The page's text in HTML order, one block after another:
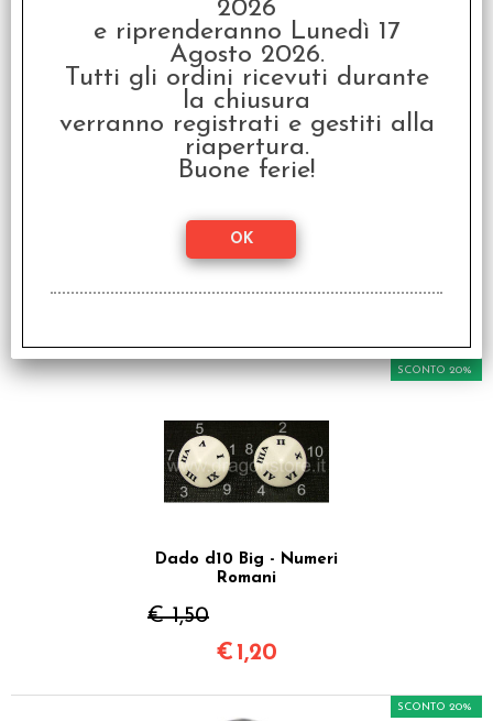
Dado d6 - Numeri
Romani
Dado d10 Big - Numeri
Romani
€ 1,50
SCONTO 20%
€ 1,20
SCONTO 20%
2026
e riprenderanno Lunedì 17
Agosto 2026.
Tutti gli ordini ricevuti durante
la chiusura
verranno registrati e gestiti alla
riapertura.
Buone ferie!